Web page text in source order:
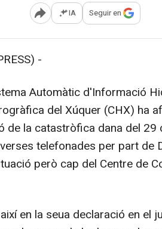
Abrir opciones para
IA Seguir en
-
Automàtic d'Informació
del Xúquer (CHX) ha
de la catastròfica dana del 29
telefonades per part de
però cap del Centre de
en la seua declaració en el